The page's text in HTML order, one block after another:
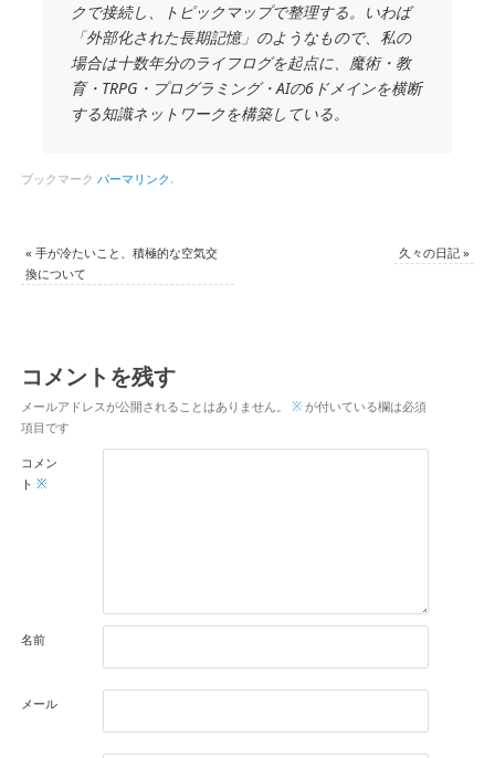
クで接続し、トピックマップで整理する。いわば
「外部化された長期記憶」のようなもので、私の
場合は十数年分のライフログを起点に、魔術・教
育・TRPG・プログラミング・AIの6ドメインを横断
する知識ネットワークを構築している。
ブックマーク パーマリンク .
« 手が冷たいこと、積極的な空気交
換について
久々の日記»
コメントを残す
メールアドレスが公開されることはありません。 ※が付いている欄は必須
項目です
コメン
ト ※
名前
メール